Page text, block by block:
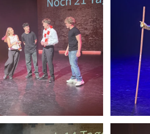
Anschauen....